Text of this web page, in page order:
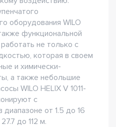
оборудования WILO
функциональной
не только с
которая в своем
и химически-
а также небольшие
WILO HELIX V 1011-
с
от 1.5 до 16
до 112 м.